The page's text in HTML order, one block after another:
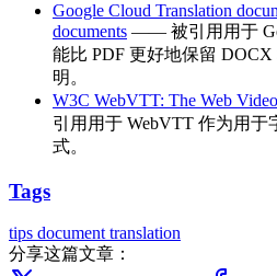
Google Cloud Translation
documents —— 被引用用于
能比 PDF 更好地保留
明。
W3C WebVTT: The Web
引用用于 WebVTT 作为用
式。
Tags
tips document translation
分享这篇文章：